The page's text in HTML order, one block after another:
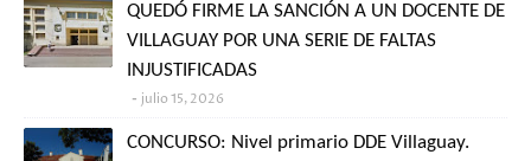
QUEDÓ FIRME LA SANCIÓN A UN DOCENTE DE
VILLAGUAY POR UNA SERIE DE FALTAS
INJUSTIFICADAS
julio 15, 2026
CONCURSO: Nivel primario DDE Villaguay.